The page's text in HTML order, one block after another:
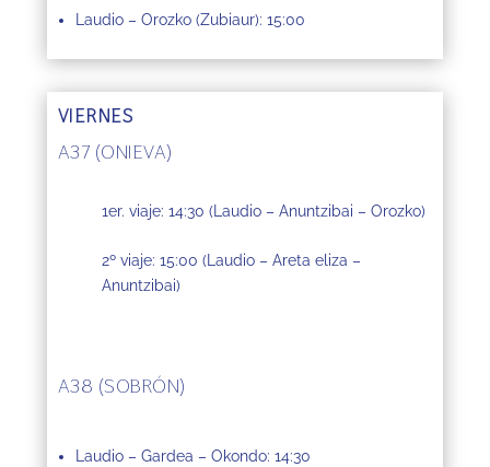
Laudio – Orozko (Zubiaur): 15:00
VIERNES
A37 (ONIEVA)
1er. viaje: 14:30 (Laudio – Anuntzibai – Orozko)
2º viaje: 15:00 (Laudio – Areta eliza –
Anuntzibai)
A38 (SOBRÓN)
Laudio – Gardea – Okondo: 14:30